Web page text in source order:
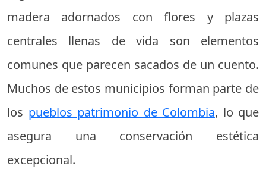
madera adornados con flores y plazas
centrales llenas de vida son elementos
comunes que parecen sacados de un cuento.
Muchos de estos municipios forman parte de
los pueblos patrimonio de Colombia, lo que
asegura una conservación estética
excepcional.